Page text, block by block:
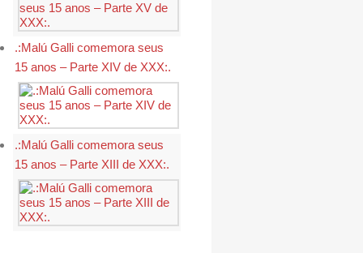
.:Malú Galli comemora seus
15 anos – Parte XIV de XXX:.
.:Malú Galli comemora seus
15 anos – Parte XIII de XXX:.